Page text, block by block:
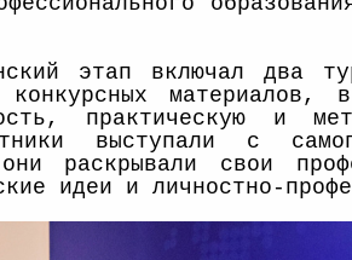
этап включал два
конкурсных
практическую и
выступали с
раскрывали свои
идеи и личностно-